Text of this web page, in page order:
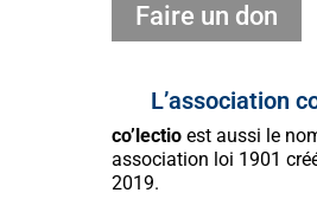
Faire un don
L’association
co’lectio est aussi le
association loi 1901
2019.